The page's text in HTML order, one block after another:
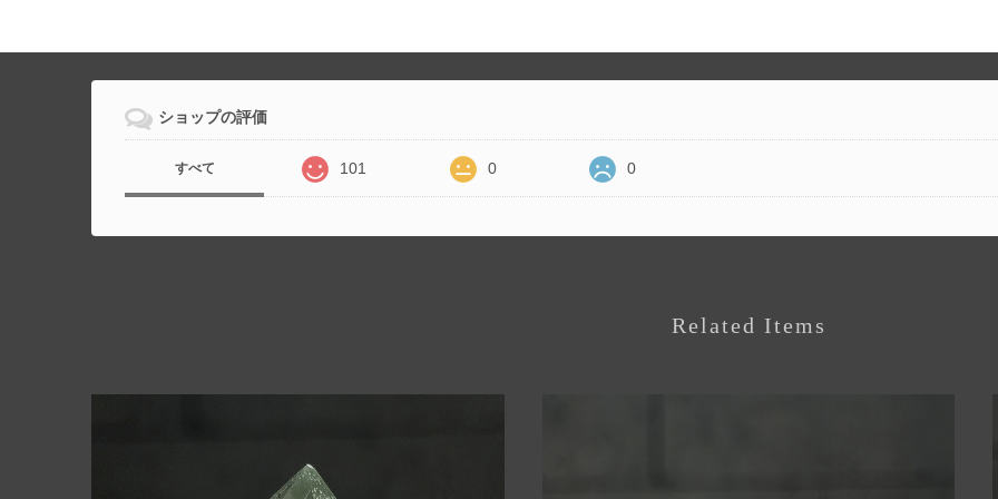
ショップの評価
すべて 101 0 0
Related Items